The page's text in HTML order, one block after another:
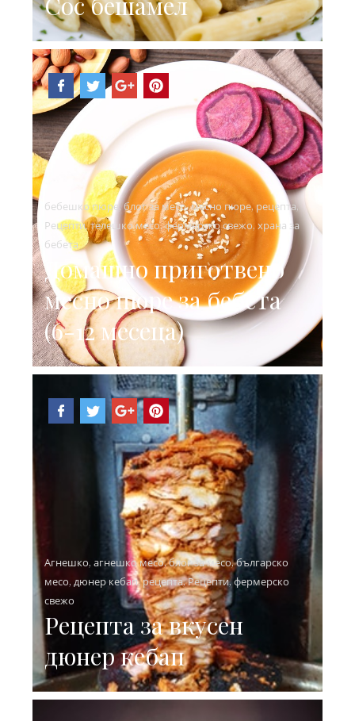
бебешко пюре,блог за месо,месно пюре,рецепта,
Рецепти,телешко месо,фермерско свежо, храна за
бебета
Домашно приготвено
месно пюре за бебета
(6-12 месеца)
Агнешко, агнешко месо,блог за месо,българско
месо, дюнер кебап,рецепта,Рецепти,фермерско
свежо
Рецепта за вкусен
дюнер кебап